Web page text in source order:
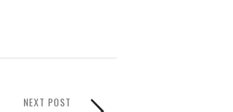
NEXT POST